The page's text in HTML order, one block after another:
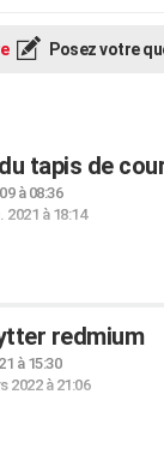
Posez votre
tapis de
à 08:36
2021 à 18:14
redmium
à 15:30
2022 à 21:06